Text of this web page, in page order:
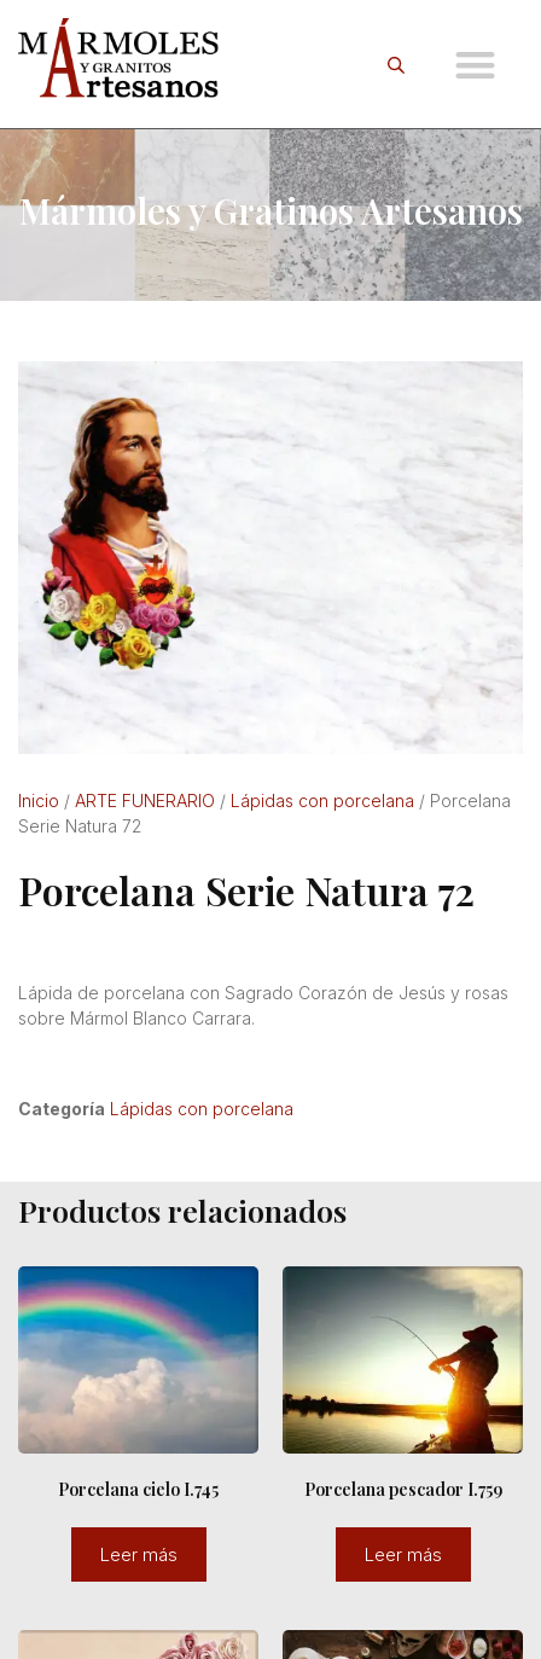
Mármoles y Gratinos Artesanos
Inicio / ARTE FUNERARIO / Lápidas con porcelana / Porcelana
Serie Natura 72
Porcelana Serie Natura 72
Lápida de porcelana con Sagrado Corazón de Jesús y rosas
sobre Mármol Blanco Carrara.
Categoría Lápidas con porcelana
Productos relacionados
Porcelana cielo I.745
Leer más
Porcelana pescador I.759
Leer más